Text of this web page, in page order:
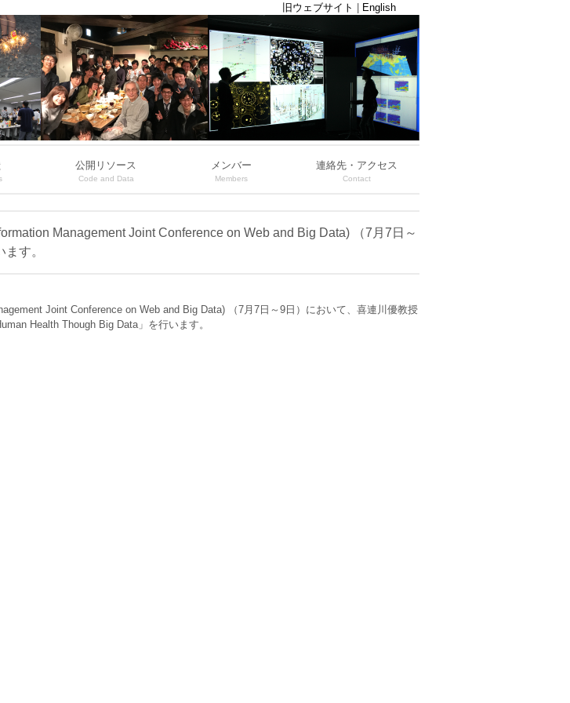
旧ウェブサイト English
公開リソース
Code and Data
メンバー
Members
連絡先・アクセス
Contact
Management Joint Conference on Web and Big Data) （7月7日～
す。
Joint Conference on Web and Big Data) （7月7日～9日）において、喜連川優教授
Health Though Big Data」を行います。